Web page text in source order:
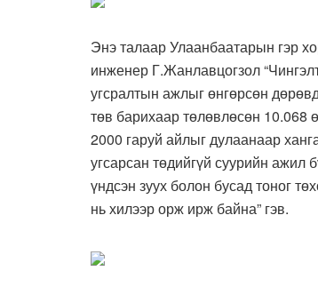
Энэ талаар Улаанбаатарын гэр
инженер Г.Жанлавцогзол
угсралтын ажлыг өнгөрсөн
төв барихаар төлөвлөсөн 10.068
2000 гаруй айлыг дулаанаар
угсарсан төдийгүй суурийн
үндсэн зуух болон бусад тоног
нь хилээр орж ирж байна” гэв.